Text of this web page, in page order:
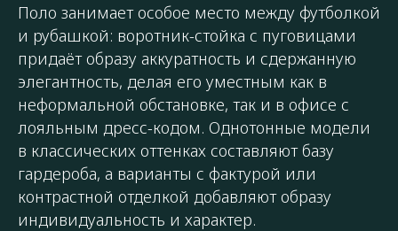
Поло занимает особое место между футболкой
и рубашкой: воротник-стойка с пуговицами
придаёт образу аккуратность и сдержанную
элегантность, делая его уместным как в
неформальной обстановке, так и в офисе с
лояльным дресс-кодом. Однотонные модели
в классических оттенках составляют базу
гардероба, а варианты с фактурой или
контрастной отделкой добавляют образу
индивидуальность и характер.